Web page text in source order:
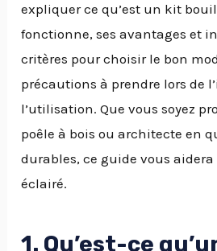
expliquer ce qu’est un kit
fonctionne, ses avantages et
critères pour choisir le bon
précautions à prendre lors de
l’utilisation. Que vous soyez
poêle à bois ou architecte en
durables, ce guide vous
éclairé.
1. Qu’est-ce